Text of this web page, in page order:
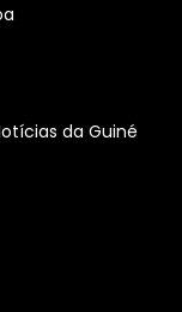
da Guiné